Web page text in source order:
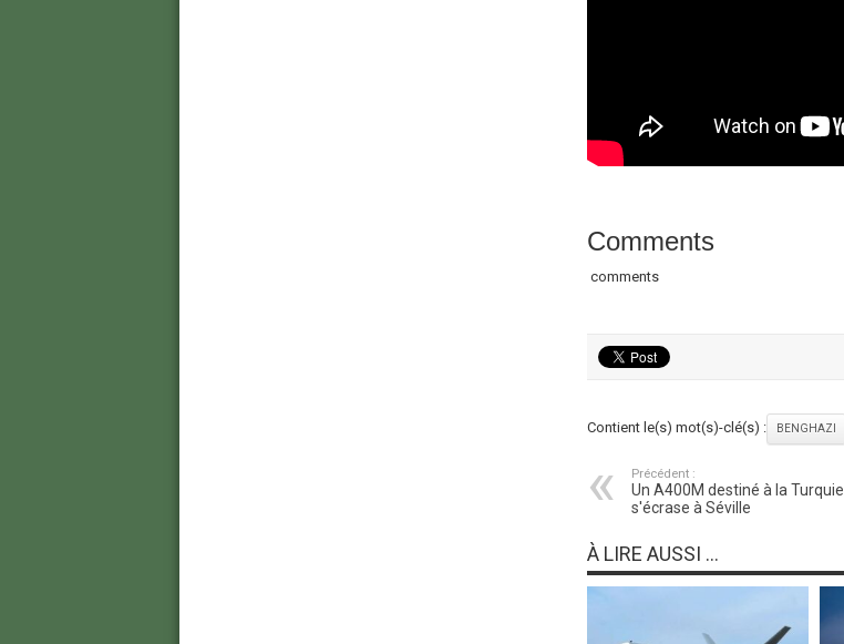
Comments
comments
Contient le(s) mot(s)-clé(s) : BENGHAZI
Précédent :
Un A400M destiné à la Turquie
s'écrase à Séville
À LIRE AUSSI ...